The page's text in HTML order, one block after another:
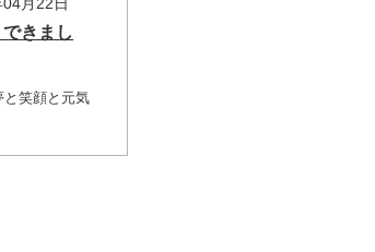
きまし
と笑顔と元気